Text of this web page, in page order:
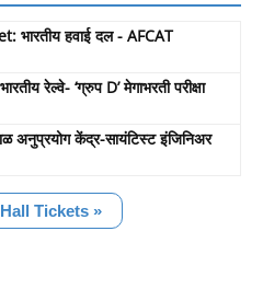
हवाई दल - AFCAT
रेल्वे- ‘ग्रुप D’ मेगाभरती परीक्षा
अनुप्रयोग केंद्र-सायंटिस्ट इंजिनिअर
Tickets »